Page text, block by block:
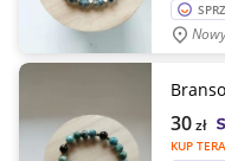
KUP
30zł